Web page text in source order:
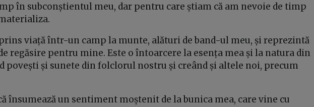
în subconștientul meu, dar pentru care știam că am nevoie de timp
viață într-un camp la munte, alături de band-ul meu, și reprezintă
regăsire pentru mine. Este o întoarcere la esența mea și la natura din
povești și sunete din folclorul nostru și creând și altele noi, precum
însumează un sentiment moștenit de la bunica mea, care vine cu